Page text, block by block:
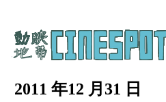
2011 年12 月31 日